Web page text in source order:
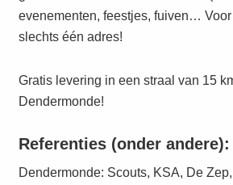
evenementen, feestjes, fuiven…
slechts één adres!
Gratis levering in een straal van 15
Dendermonde!
Referenties (onder andere):
Dendermonde: Scouts, KSA, De